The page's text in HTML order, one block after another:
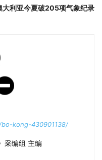
大利亚今夏破205项气象纪录
kong-430901138/
采编组 主编